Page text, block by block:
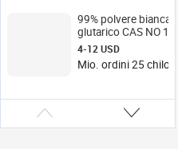
99% polvere bianca
glutarico CAS NO
4-12 USD
Mio. ordini 25